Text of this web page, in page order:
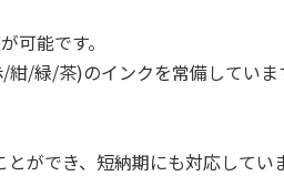
可能です。
/緑/茶)のインクを常備していま
ができ、短納期にも対応してい